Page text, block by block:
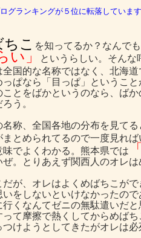
グランキングが５位に転落していま
こ を知ってるか？なんで
い」
というらしい。そん
全国的な名称ではなく、北海道
っぱなら「目っぱ」というこ
ことをばかというのなら、ば
う。
称、全国各地の分布を見てる
まとめられてるので一度見れ
味でよくわかる。熊本県では
ぜ。とりあえず関西人のオレ
が、オレはよくめばちこが
いをしないといけなかったの
行くなんてゼニの無駄遣いだ
って摩擦で熱くしてからめば
けようとしてきたがオレは